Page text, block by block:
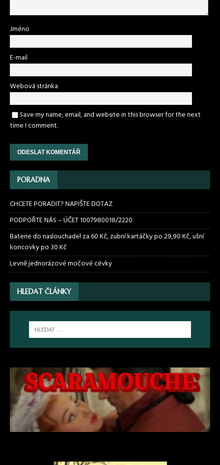
Jméno
E-mail
Webová stránka
Save my name, email, and website in this browser for the next
time I comment.
PORADNA
CHCETE PORADIT? NAPIŠTE DOTAZ
PODPOŘTE NÁS – ÚČET 1007980018/2220
Baterie do naslouchadel za 60 Kč, zubní kartáčky po 29,90 Kč, ušní
koncovky po 30 Kč
Levně jednorázové močové cévky
HLEDAT ČLÁNKY